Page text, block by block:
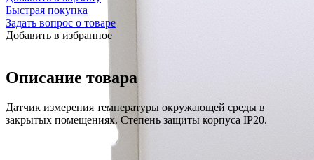
Быстрая покупка
Задать вопрос о товаре
Добавить в избранное
Описание товара
Датчик измерения температуры окружающей среды в
закрытых помещениях. Степень защиты корпуса IP20.